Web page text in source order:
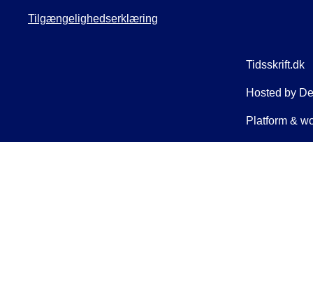
Tilgængelighedserklæring